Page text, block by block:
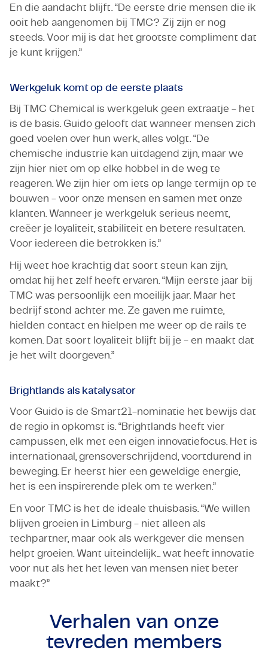
En die aandacht blijft. “De eerste drie mensen die ik
ooit heb aangenomen bij TMC? Zij zijn er nog
steeds. Voor mij is dat het grootste compliment dat
je kunt krijgen.”
Werkgeluk komt op de eerste plaats
Bij TMC Chemical is werkgeluk geen extraatje - het
is de basis. Guido gelooft dat wanneer mensen zich
goed voelen over hun werk, alles volgt. “De
chemische industrie kan uitdagend zijn, maar we
zijn hier niet om op elke hobbel in de weg te
reageren. We zijn hier om iets op lange termijn op te
bouwen - voor onze mensen en samen met onze
klanten. Wanneer je werkgeluk serieus neemt,
creëer je loyaliteit, stabiliteit en betere resultaten.
Voor iedereen die betrokken is.”
Hij weet hoe krachtig dat soort steun kan zijn,
omdat hij het zelf heeft ervaren. “Mijn eerste jaar bij
TMC was persoonlijk een moeilijk jaar. Maar het
bedrijf stond achter me. Ze gaven me ruimte,
hielden contact en hielpen me weer op de rails te
komen. Dat soort loyaliteit blijft bij je - en maakt dat
je het wilt doorgeven.”
Brightlands als katalysator
Voor Guido is de Smart21-nominatie het bewijs dat
de regio in opkomst is. “Brightlands heeft vier
campussen, elk met een eigen innovatiefocus. Het is
internationaal, grensoverschrijdend, voortdurend in
beweging. Er heerst hier een geweldige energie,
het is een inspirerende plek om te werken.”
En voor TMC is het de ideale thuisbasis. “We willen
blijven groeien in Limburg - niet alleen als
techpartner, maar ook als werkgever die mensen
helpt groeien. Want uiteindelijk... wat heeft innovatie
voor nut als het het leven van mensen niet beter
maakt?”
Verhalen van onze
tevreden members